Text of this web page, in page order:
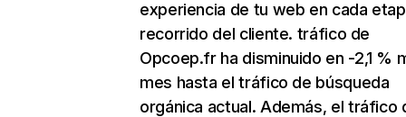
experiencia de tu web en cada
recorrido del cliente. tráfico de
Opcoep.fr ha disminuido en -2,1 %
mes hasta el tráfico de búsqueda
orgánica actual. Además, el tráfico